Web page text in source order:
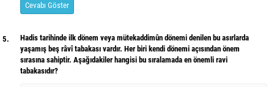
Cevabı Göster
5.
Hadis tarihinde ilk dönem veya mütekaddimûn dönemi denilen bu asırlarda
yaşamış beş râvî tabakası vardır. Her biri kendi dönemi açısından önem
sırasına sahiptir. Aşağıdakiler hangisi bu sıralamada en önemli ravi
tabakasıdır?